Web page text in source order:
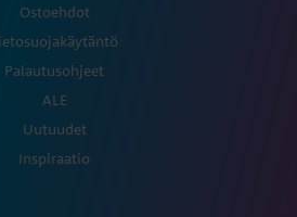
Ostoehdot
Palautusohjeet
ALE
Uutuudet
Inspiraatio